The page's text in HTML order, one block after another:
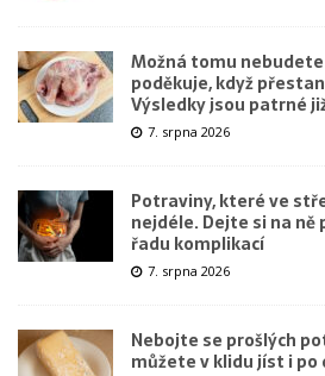
Možná tomu
poděkuje, když
Výsledky jsou patrné
7. srpna 2026
Potraviny, které ve
nejdéle. Dejte si na
řadu komplikací
7. srpna 2026
Nebojte se prošlých
můžete v klidu jíst i